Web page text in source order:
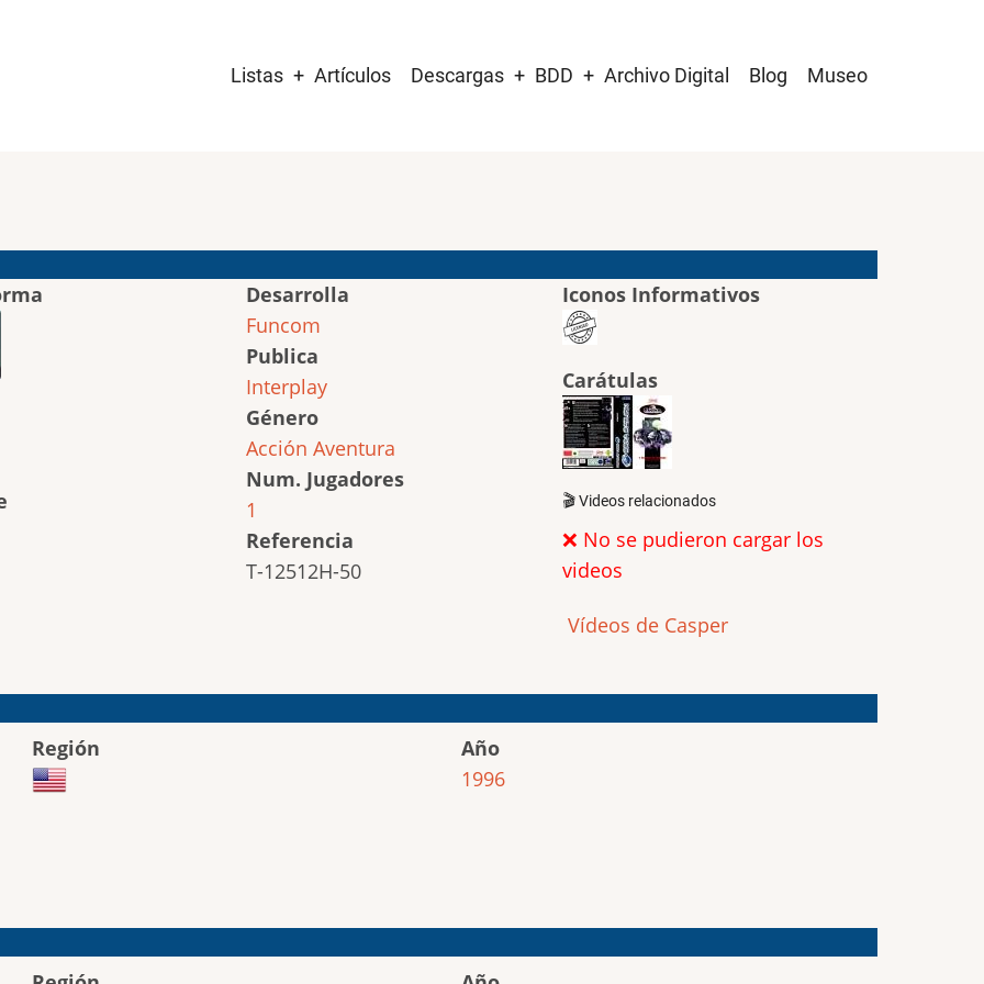
navigation
Listas Artículos Descargas BDD Archivo Digital Blog Museo
Desarrolla
Funcom
Publica
Interplay
Género
Acción Aventura
Num. Jugadores
1
Referencia
T-12512H-50
Iconos Informativos
Carátulas
🎬 Videos relacionados
❌ No se pudieron cargar los
videos
Vídeos de Casper
Región
Año
1996